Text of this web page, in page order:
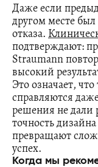
Даже если
другом месте
отказа.
подтверждают:
Straumann
высокий
Это означает,
справляются
решения не дали
точность
превращают
успех.
Когда мы